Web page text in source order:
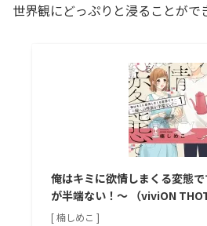
世界観にどっぷりと浸ることがで
俺はキミに欲情しまくる変態
が半端ない！～ （viviON
[ 楠しめこ ]